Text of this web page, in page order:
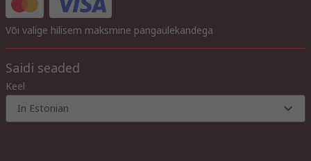
Või valige hilisem maksmine pangaülekandega
Saidi seaded
Keel
In Estonian